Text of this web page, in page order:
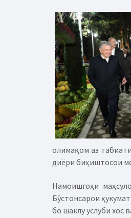
олимақом аз
диёри биҳиштосои
Намоишгоҳи
Бӯстонсарои
бо шаклу услуби хос